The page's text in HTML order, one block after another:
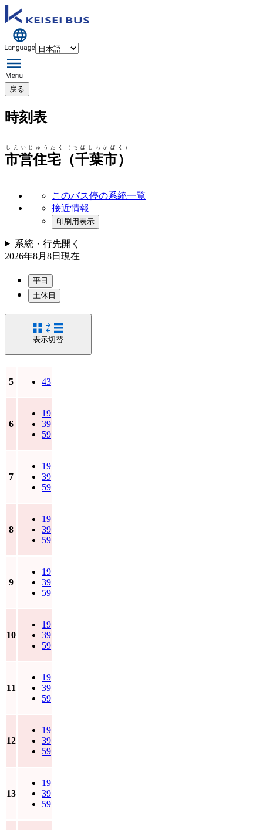
戻る
時刻表
市営住宅（千葉市）
しえいじゅうたく（ちばしわかばく）
このバス停の系統一覧
接近情報
印刷用表示
系統・行先開く
2026年8月8日 現在
平日
土休日
表示切替
5 43
6
19
39
59
7
19
39
59
8
19
39
59
9
19
39
59
10
19
39
59
11
19
39
59
12
19
39
59
13
19
39
59